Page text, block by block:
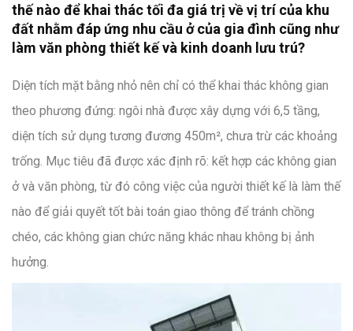
thế nào để khai thác tối đa giá trị về vị trí của khu
đất nhằm đáp ứng nhu cầu ở của gia đình cũng như
làm văn phòng thiết kế và kinh doanh lưu trú?
Diện tích mặt bằng nhỏ nên chỉ có thể khai thác không gian
theo phương đứng: ngôi nhà được xây dựng với 6,5 tầng,
diện tích sử dụng tương đương 450m², chưa trừ các khoảng
trống. Mục tiêu đã được xác định rõ: kết hợp các không gian
ở và văn phòng, từ đó công việc của người thiết kế là làm thế
nào để giải quyết tốt bài toán giao thông để tránh chồng
chéo, các không gian chức năng khác nhau không bị ảnh
hưởng.